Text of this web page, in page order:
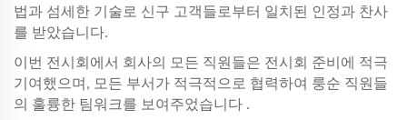
법과 섬세한 기술로 신구 고객들로부터 일치된 인정과 찬사
를 받았습니다.
이번 전시회에서 회사의 모든 직원들은 전시회 준비에 적극
기여했으며, 모든 부서가 적극적으로 협력하여 룽순 직원들
의 훌륭한 팀워크를 보여주었습니다 .